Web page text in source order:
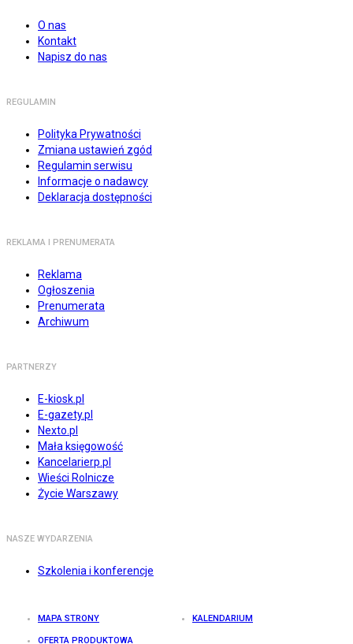
O nas
Kontakt
Napisz do nas
REGULAMIN
Polityka Prywatności
Zmiana ustawień zgód
Regulamin serwisu
Informacje o nadawcy
Deklaracja dostępności
REKLAMA I PRENUMERATA
Reklama
Ogłoszenia
Prenumerata
Archiwum
PARTNERZY
E-kiosk.pl
E-gazety.pl
Nexto.pl
Mała księgowość
Kancelarierp.pl
Wieści Rolnicze
Życie Warszawy
NASZE WYDARZENIA
Szkolenia i konferencje
MAPA STRONY KALENDARIUM
OFERTA PRODUKTOWA